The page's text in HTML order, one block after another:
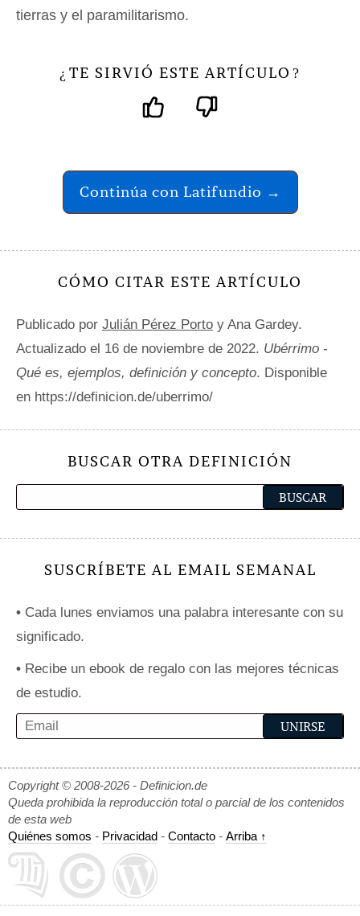
tierras y el paramilitarismo.
¿ TE SIRVIÓ ESTE ARTÍCULO ?
Continúa con Latifundio →
CÓMO CITAR ESTE ARTÍCULO
Publicado por Julián Pérez Porto y Ana Gardey.
Actualizado el 16 de noviembre de 2022. Ubérrimo -
Qué es, ejemplos, definición y concepto. Disponible
en https://definicion.de/uberrimo/
BUSCAR OTRA DEFINICIÓN
SUSCRÍBETE AL EMAIL SEMANAL
• Cada lunes enviamos una palabra interesante con su
significado.
• Recibe un ebook de regalo con las mejores técnicas
de estudio.
Copyright © 2008-2026 - Definicion.de
Queda prohibida la reproducción total o parcial de los contenidos
de esta web
Quiénes somos - Privacidad - Contacto - Arriba ↑